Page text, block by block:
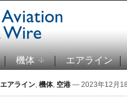
機体 エアライン
エアライン, 機体, 空港 — 2023年12月